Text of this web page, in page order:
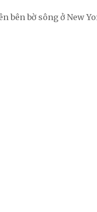
bên bờ sông ở New